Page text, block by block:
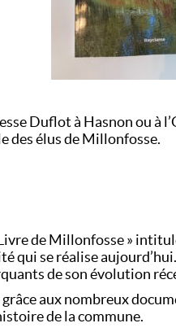
Duflot à Hasnon ou à
des élus de Millonfosse.
de Millonfosse »
qui se réalise
de son évolution
aux nombreux
de la commune.